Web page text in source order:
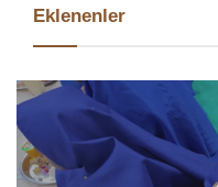
Eklenenler